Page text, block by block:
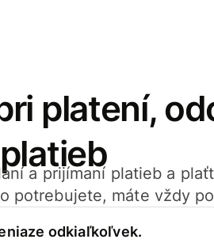
platení,
a prijímaní platieb a
potrebujete, máte vždy
odkiaľkoľvek.